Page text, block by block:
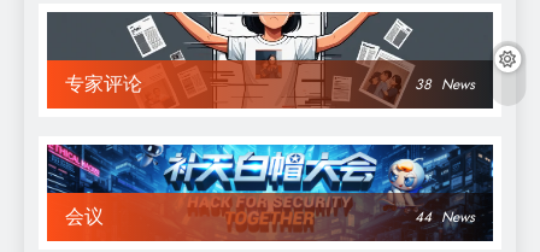
专家评论 38 News
会议 44 News